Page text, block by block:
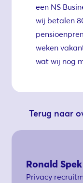
een NS
wij betalen
weken
wat wij nog
Terug naar
Ronald Spek
Privacy